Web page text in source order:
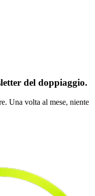
del doppiaggio.
Una volta al mese, niente